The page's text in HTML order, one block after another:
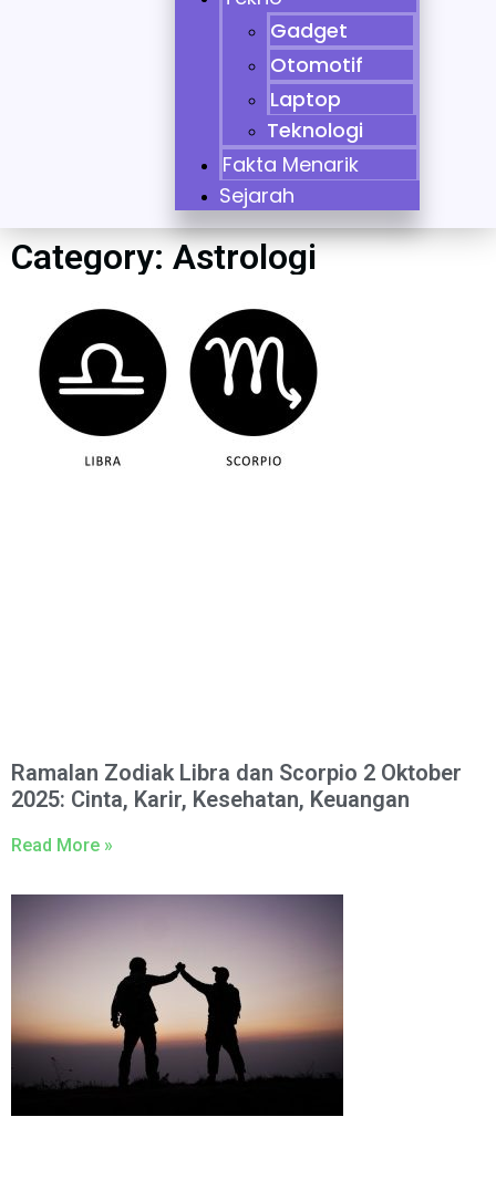
Gadget
Otomotif
Laptop
Teknologi
Fakta Menarik
Sejarah
Category: Astrologi
Ramalan Zodiak Libra dan Scorpio 2 Oktober
2025: Cinta, Karir, Kesehatan, Keuangan
Read More »